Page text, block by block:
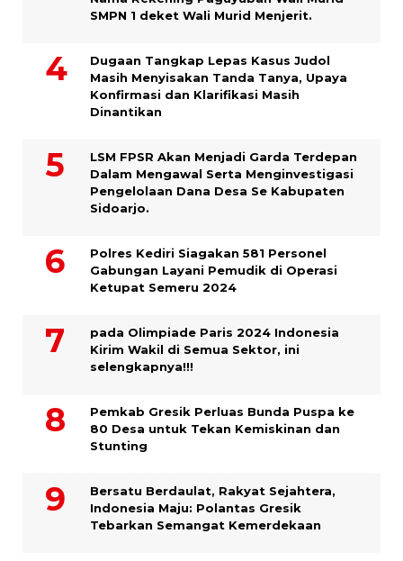
SMPN 1 deket Wali Murid Menjerit.
Dugaan Tangkap Lepas Kasus Judol
Masih Menyisakan Tanda Tanya, Upaya
Konfirmasi dan Klarifikasi Masih
Dinantikan
LSM FPSR Akan Menjadi Garda Terdepan
Dalam Mengawal Serta Menginvestigasi
Pengelolaan Dana Desa Se Kabupaten
Sidoarjo.
Polres Kediri Siagakan 581 Personel
Gabungan Layani Pemudik di Operasi
Ketupat Semeru 2024
pada Olimpiade Paris 2024 Indonesia
Kirim Wakil di Semua Sektor, ini
selengkapnya!!!
Pemkab Gresik Perluas Bunda Puspa ke
80 Desa untuk Tekan Kemiskinan dan
Stunting
Bersatu Berdaulat, Rakyat Sejahtera,
Indonesia Maju: Polantas Gresik
Tebarkan Semangat Kemerdekaan